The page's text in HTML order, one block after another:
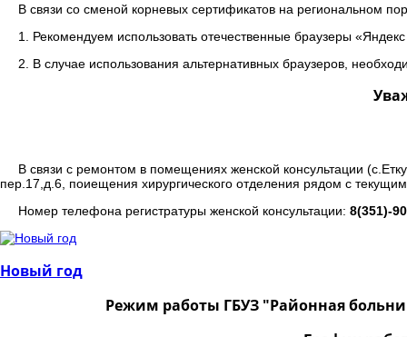
В связи со сменой корневых сертификатов на региональном
1. Рекомендуем использовать отечественные браузеры
2. В случае использования альтернативных браузеров,
В связи с ремонтом в помещениях женской консультации
пер.17,д.6, поиещения хирургического отделения рядом с
Номер телефона регистратуры женской консультации: 8(351)-
Новый год
Режим работы ГБУЗ "Районная